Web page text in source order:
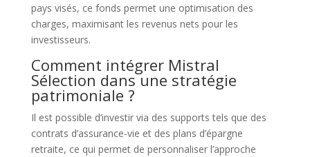
pays visés, ce fonds permet une optimisation des
charges, maximisant les revenus nets pour les
investisseurs.
Comment intégrer Mistral
Sélection dans une stratégie
patrimoniale ?
Il est possible d’investir via des supports tels que des
contrats d’assurance-vie et des plans d’épargne
retraite, ce qui permet de personnaliser l’approche